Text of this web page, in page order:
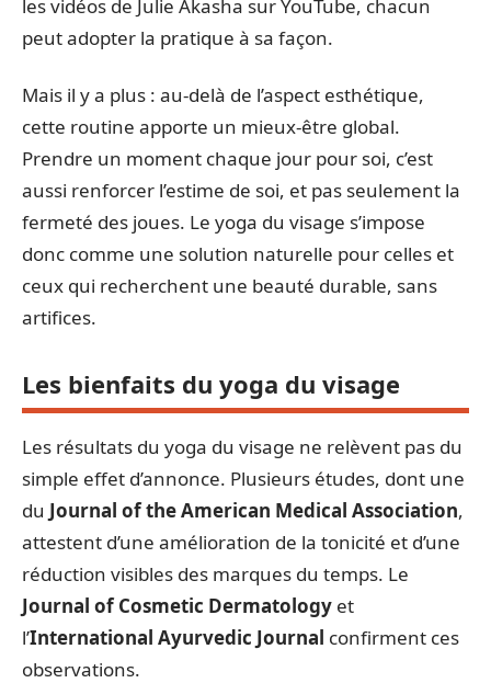
les vidéos de Julie Akasha sur YouTube, chacun
peut adopter la pratique à sa façon.
Mais il y a plus : au-delà de l’aspect esthétique,
cette routine apporte un mieux-être global.
Prendre un moment chaque jour pour soi, c’est
aussi renforcer l’estime de soi, et pas seulement la
fermeté des joues. Le yoga du visage s’impose
donc comme une solution naturelle pour celles et
ceux qui recherchent une beauté durable, sans
artifices.
Les bienfaits du yoga du visage
Les résultats du yoga du visage ne relèvent pas du
simple effet d’annonce. Plusieurs études, dont une
du Journal of the American Medical Association,
attestent d’une amélioration de la tonicité et d’une
réduction visibles des marques du temps. Le
Journal of Cosmetic Dermatology et
l’International Ayurvedic Journal confirment ces
observations.